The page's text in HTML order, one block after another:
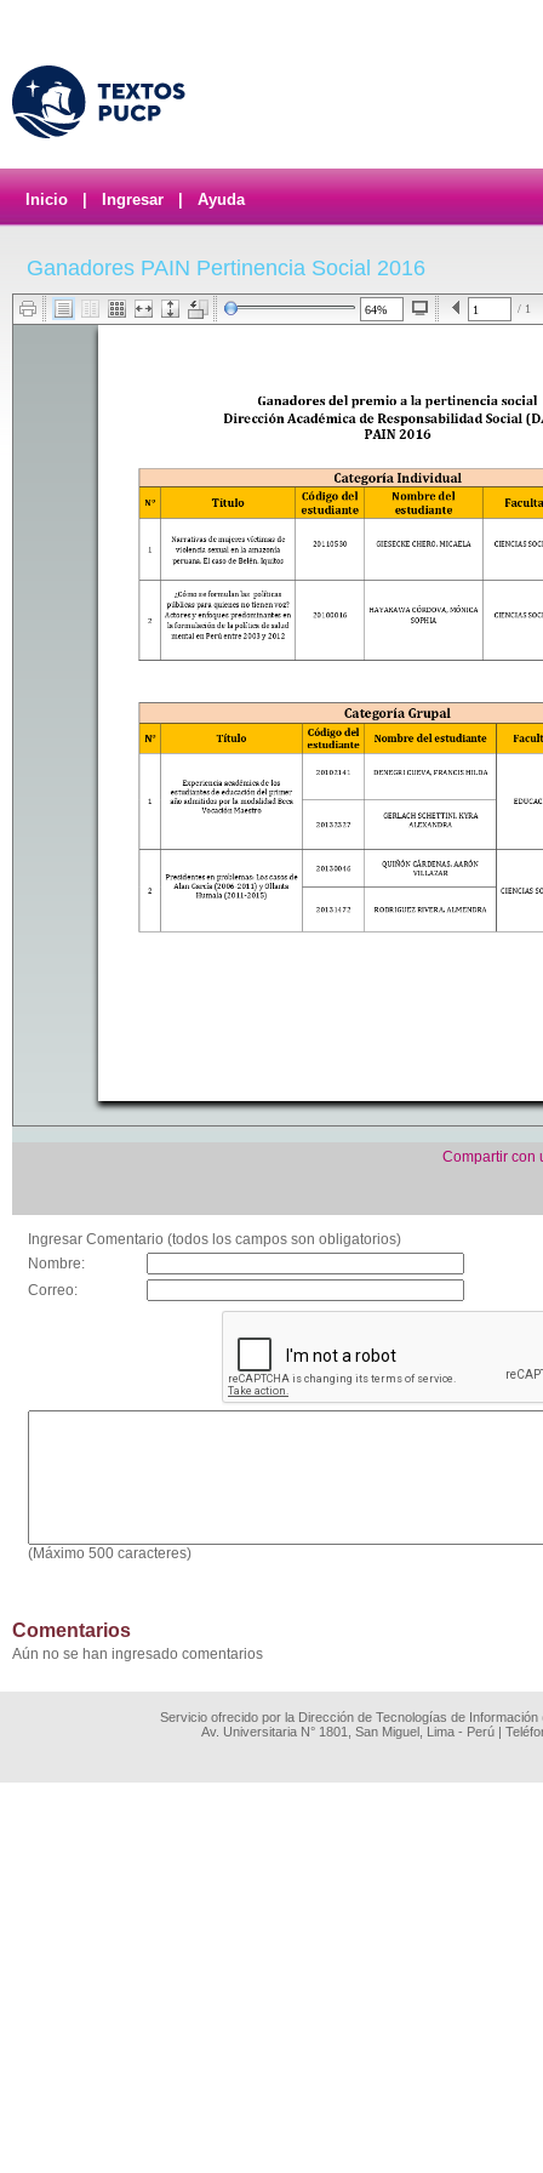
Inicio Ingresar Ayuda
Ganadores PAIN Pertinencia Social 2016
/ 1
Compartir con
Ingresar Comentario (todos los campos son obligatorios)
Nombre:
Correo:
(Máximo 500 caracteres)
Comentarios
Aún no se han ingresado comentarios
Servicio ofrecido por la Dirección de Tecnologías de
Av. Universitaria N° 1801, San Miguel, Lima - Perú |